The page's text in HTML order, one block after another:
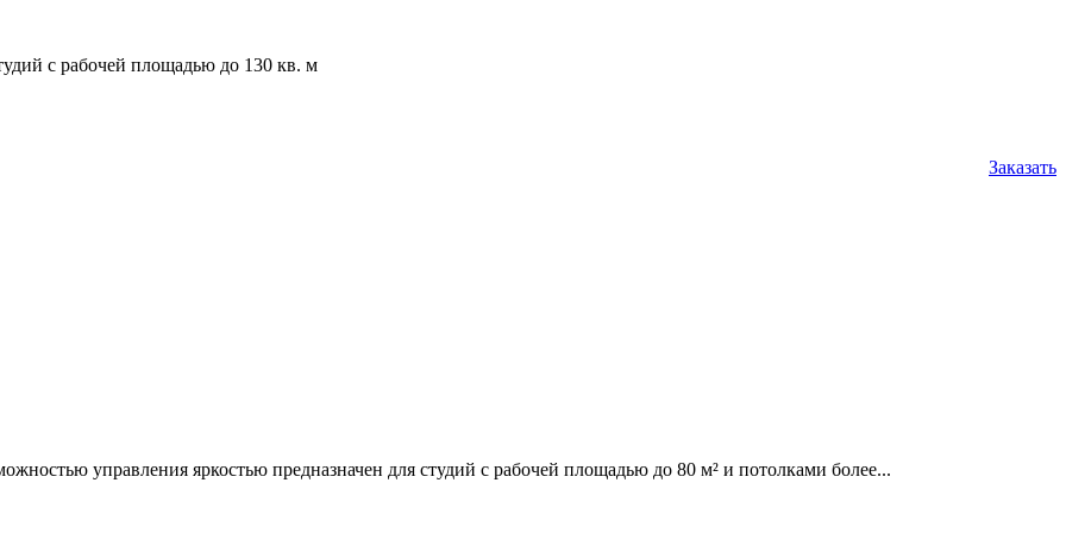
с рабочей площадью до 130 кв. м
Заказать
управления яркостью предназначен для студий с рабочей площадью до 80 м² и потолками более...